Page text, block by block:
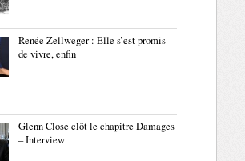
Renée Zellweger : Elle s’est promis
de vivre, enfin
Glenn Close clôt le chapitre Damages
– Interview